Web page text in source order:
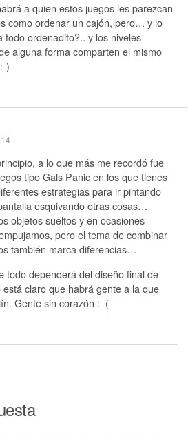
a quien estos juegos les parezcan
como ordenar un cajón, pero… y lo
todo ordenadito?.. y los niveles
alguna forma comparten el mismo
)
a lo que más me recordó fue
tipo Gals Panic en los que tienes
estrategias para ir pintando
esquivando otras cosas…
objetos sueltos y en ocasiones
pero el tema de combinar
también marca diferencias…
todo dependerá del diseño final de
está claro que habrá gente a la que
Gente sin corazón :_(